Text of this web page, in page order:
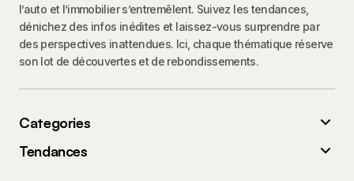
l’auto et l’immobilier s’entremêlent. Suivez les tendances,
dénichez des infos inédites et laissez-vous surprendre par
des perspectives inattendues. Ici, chaque thématique réserve
son lot de découvertes et de rebondissements.
Categories
Tendances